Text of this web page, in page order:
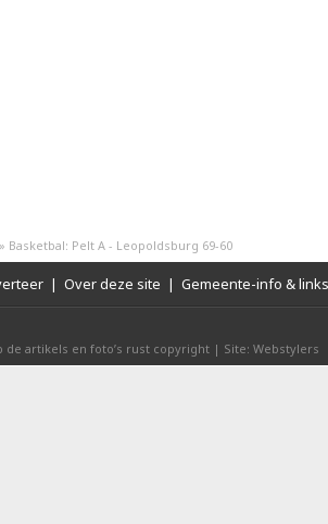
» Basketbal: Pelt A - Leopoldsburg 69-60
| Over deze site | Gemeente-info & links
de artikels en foto’s rust copyright | Site: Webstylers